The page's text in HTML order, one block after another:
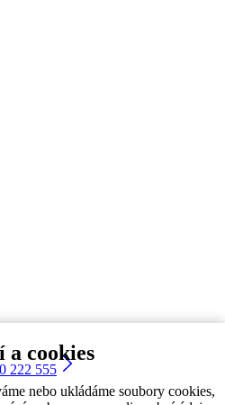
a cookies
nebo ukládáme soubory cookies,
222 555